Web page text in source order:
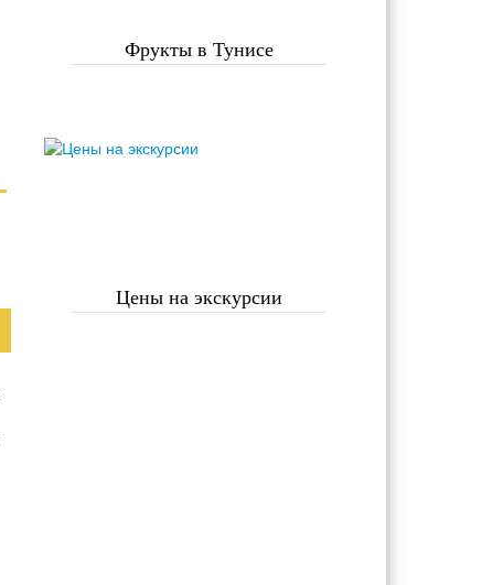
Фрукты в Тунисе
Цены на экскурсии